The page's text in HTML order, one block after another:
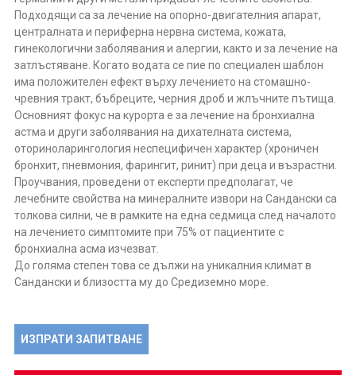
Подходящи са за лечение на опорно-двигателния апарат,
централната и периферна нервна система, кожата,
гинекологични заболявания и алергии, както и за лечение на
затлъстяване. Когато водата се пие по специален шаблон
има положителен ефект върху лечението на стомашно-
чревния тракт, бъбреците, черния дроб и жлъчните пътища.
Основният фокус на курорта е за лечение на бронхиална
астма и други заболявания на дихателната система,
оториноларингология неспецифичен характер (хроничен
бронхит, пневмония, фарингит, ринит) при деца и възрастни.
Проучвания, проведени от експерти предполагат, че
лечебните свойства на минералните извори на Сандански са
толкова силни, че в рамките на една седмица след началото
на лечението симптомите при 75% от пациентите с
бронхиална асма изчезват.
До голяма степен това се дължи на уникалния климат в
Сандански и близостта му до Средиземно море.
ИЗПРАТИ ЗАПИТВАНЕ